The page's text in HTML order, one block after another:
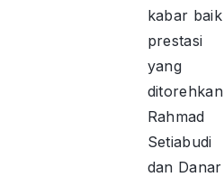
kabar baik
prestasi
yang
ditorehkan
Rahmad
Setiabudi
dan Danar